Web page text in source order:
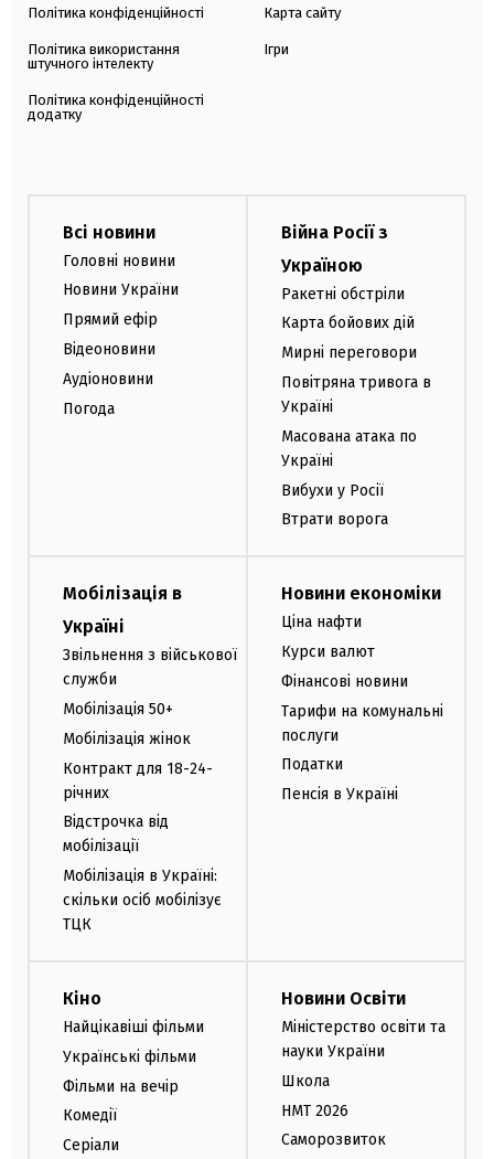
Політика конфіденційності
Політика використання
штучного інтелекту
Політика конфіденційності
додатку
Карта сайту
Ігри
Всі новини
Головні новини
Новини України
Прямий ефір
Відеоновини
Аудіоновини
Погода
Війна Росії з
Україною
Ракетні обстріли
Карта бойових дій
Мирні переговори
Повітряна тривога в
Україні
Масована атака по
Україні
Вибухи у Росії
Втрати ворога
Мобілізація в
Україні
Звільнення з військової
служби
Мобілізація 50+
Мобілізація жінок
Контракт для 18-24-
річних
Відстрочка від
мобілізації
Мобілізація в Україні:
скільки осіб мобілізує
ТЦК
Новини економіки
Ціна нафти
Курси валют
Фінансові новини
Тарифи на комунальні
послуги
Податки
Пенсія в Україні
Кіно
Найцікавіші фільми
Українські фільми
Фільми на вечір
Комедії
Серіали
Новини Освіти
Міністерство освіти та
науки України
Школа
НМТ 2026
Саморозвиток